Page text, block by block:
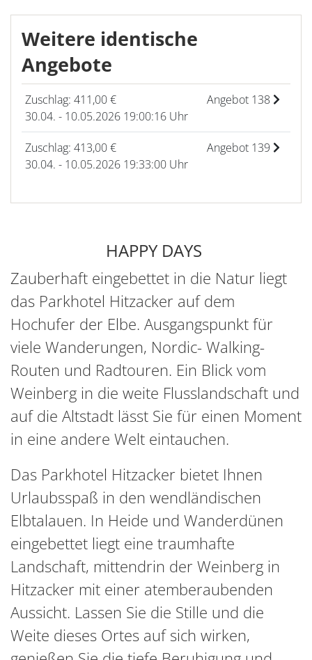
Weitere identische
Angebote
Zuschlag: 411,00 €
30.04. - 10.05.2026 19:00:16 Uhr
Angebot 138
Zuschlag: 413,00 €
30.04. - 10.05.2026 19:33:00 Uhr
Angebot 139
HAPPY DAYS
Zauberhaft eingebettet in die Natur liegt
das Parkhotel Hitzacker auf dem
Hochufer der Elbe. Ausgangspunkt für
viele Wanderungen, Nordic- Walking-
Routen und Radtouren. Ein Blick vom
Weinberg in die weite Flusslandschaft und
auf die Altstadt lässt Sie für einen Moment
in eine andere Welt eintauchen.
Das Parkhotel Hitzacker bietet Ihnen
Urlaubsspaß in den wendländischen
Elbtalauen. In Heide und Wanderdünen
eingebettet liegt eine traumhafte
Landschaft, mittendrin der Weinberg in
Hitzacker mit einer atemberaubenden
Aussicht. Lassen Sie die Stille und die
Weite dieses Ortes auf sich wirken,